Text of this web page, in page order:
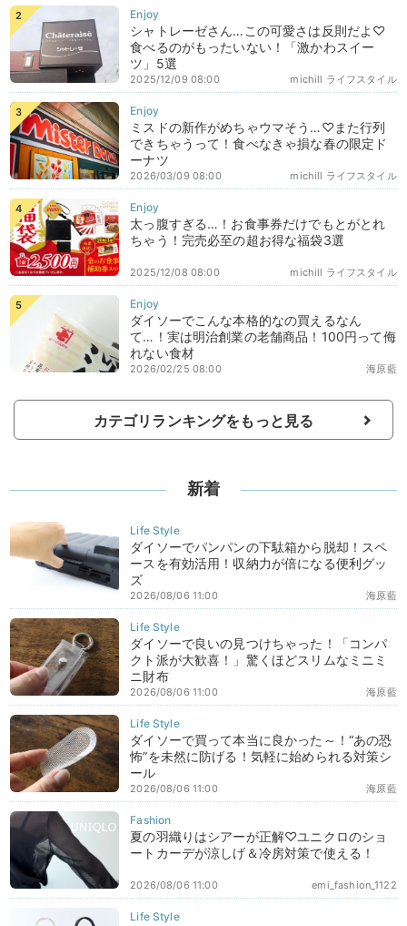
シャトレーゼさん…この可愛さは反則だよ♡
食べるのがもったいない！「激かわスイー
ツ」5選
michill ライフスタイル
2025/12/09 08:00
ミスドの新作がめちゃウマそう…♡また行列
できちゃうって！食べなきゃ損な春の限定ド
ーナツ
michill ライフスタイル
2026/03/09 08:00
太っ腹すぎる…！お食事券だけでもとがとれ
ちゃう！完売必至の超お得な福袋3選
michill ライフスタイル
2025/12/08 08:00
ダイソーでこんな本格的なの買えるなん
て…！実は明治創業の老舗商品！100円って侮
れない食材
海原藍
2026/02/25 08:00
カテゴリランキングをもっと見る
新着
ダイソーでパンパンの下駄箱から脱却！スペ
ースを有効活用！収納力が倍になる便利グッ
ズ
海原藍
2026/08/06 11:00
ダイソーで良いの見つけちゃった！「コンパ
クト派が大歓喜！」驚くほどスリムなミニミ
ニ財布
海原藍
2026/08/06 11:00
ダイソーで買って本当に良かった～！“あの恐
怖”を未然に防げる！気軽に始められる対策シ
ール
海原藍
2026/08/06 11:00
夏の羽織りはシアーが正解♡ユニクロのショ
ートカーデが涼しげ＆冷房対策で使える！
emi_fashion_1122
2026/08/06 11:00